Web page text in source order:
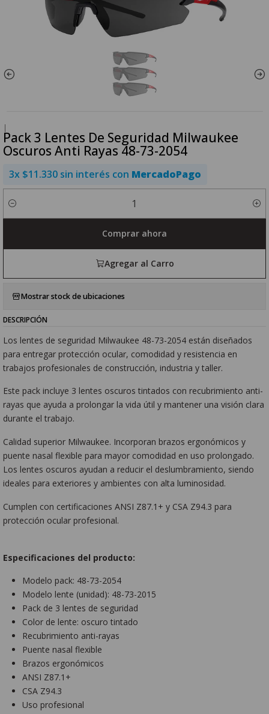
|
Pack 3 Lentes De Seguridad Milwaukee
Oscuros Anti Rayas 48-73-2054
3x $11.330 sin interés con MercadoPago
Cantidad
Agregar al Carro
Comprar ahora
Mostrar stock de ubicaciones
DESCRIPCIÓN
Los lentes de seguridad Milwaukee 48-73-2054 están diseñados
para entregar protección ocular, comodidad y resistencia en
trabajos profesionales de construcción, industria y taller.
Este pack incluye 3 lentes oscuros tintados con recubrimiento anti-
rayas que ayuda a prolongar la vida útil y mantener una visión clara
durante el trabajo.
Calidad superior Milwaukee. Incorporan brazos ergonómicos y
puente nasal flexible para mayor comodidad en uso prolongado.
Los lentes oscuros ayudan a reducir el deslumbramiento, siendo
ideales para exteriores y ambientes con alta luminosidad.
Cumplen con certificaciones ANSI Z87.1+ y CSA Z94.3 para
protección ocular profesional.
Especificaciones del producto:
Modelo pack: 48-73-2054
Modelo lente (unidad): 48-73-2015
Pack de 3 lentes de seguridad
Color de lente: oscuro tintado
Recubrimiento anti-rayas
Puente nasal flexible
Brazos ergonómicos
ANSI Z87.1+
CSA Z94.3
Uso profesional